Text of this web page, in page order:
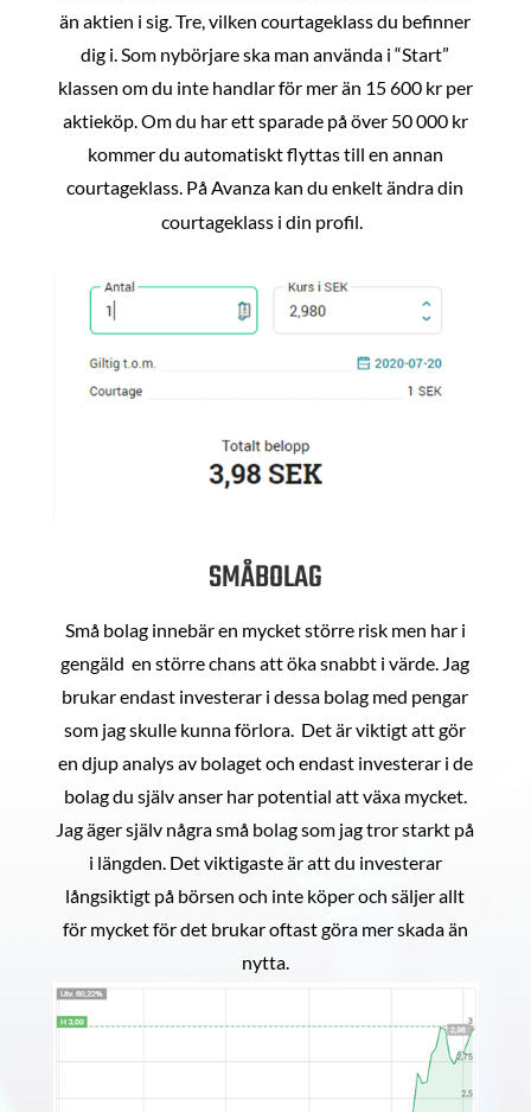
än aktien i sig. Tre, vilken courtageklass du befinner
dig i. Som nybörjare ska man använda i “Start”
klassen om du inte handlar för mer än 15 600 kr per
aktieköp. Om du har ett sparade på över 50 000 kr
kommer du automatiskt flyttas till en annan
courtageklass. På Avanza kan du enkelt ändra din
courtageklass i din profil.
SMÅBOLAG
Små bolag innebär en mycket större risk men har i
gengäld en större chans att öka snabbt i värde. Jag
brukar endast investerar i dessa bolag med pengar
som jag skulle kunna förlora. Det är viktigt att gör
en djup analys av bolaget och endast investerar i de
bolag du själv anser har potential att växa mycket.
Jag äger själv några små bolag som jag tror starkt på
i längden. Det viktigaste är att du investerar
långsiktigt på börsen och inte köper och säljer allt
för mycket för det brukar oftast göra mer skada än
nytta.